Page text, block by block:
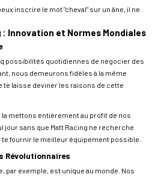
inscrire le mot "cheval" sur un âne, il ne
: Innovation et Normes Mondiales
possibilités quotidiennes de négocier des
nous demeurons fidèles à la même
te laisse deviner les raisons de cette
mettons entièrement au profit de nos
jour sans que Matt Racing ne recherche
fournir le meilleur équipement possible.
Révolutionnaires
exemple, est unique au monde. Nos